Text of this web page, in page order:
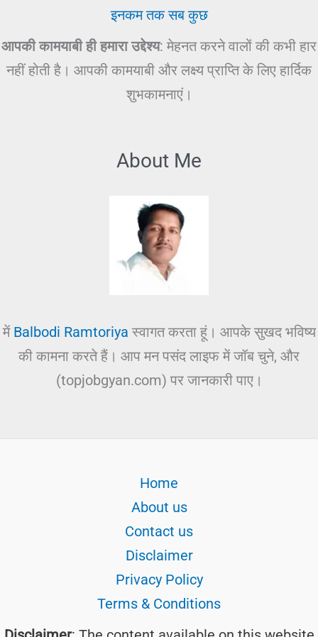
इनकम तक सब कुछ
आपकी कामयाबी ही हमारा उद्देश्य: मेहनत करने वालों की कभी हार
नहीं होती है। आपकी कामयाबी और लक्ष्य प्राप्ति के लिए हार्दिक
शुभकामनाएं।
About Me
में Balbodi Ramtoriya स्वागत करता हूं। आपके सुखद भविष्य
की कामना करते हैं। आप मन पसंद लाइफ में जॉब चुने, और
(topjobgyan.com) पर जानकारी पाए।
Home
About us
Contact us
Disclaimer
Privacy Policy
Terms & Conditions